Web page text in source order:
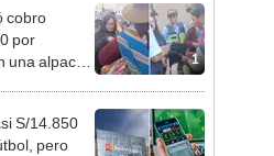
1
cobro
por
alpaca
S/14.850
pero